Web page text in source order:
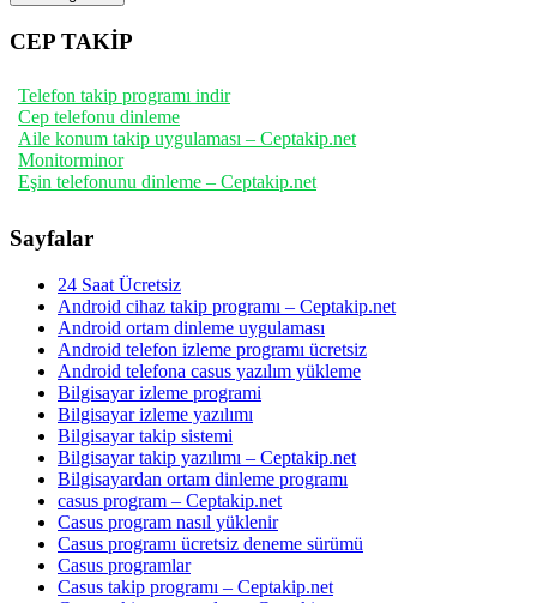
CEP TAKİP
Telefon takip programı indir
Cep telefonu dinleme
Aile konum takip uygulaması – Ceptakip.net
Monitorminor
Eşin telefonunu dinleme – Ceptakip.net
Sayfalar
24 Saat Ücretsiz
Android cihaz takip programı – Ceptakip.net
Android ortam dinleme uygulaması
Android telefon izleme programı ücretsiz
Android telefona casus yazılım yükleme
Bilgisayar izleme programi
Bilgisayar izleme yazılımı
Bilgisayar takip sistemi
Bilgisayar takip yazılımı – Ceptakip.net
Bilgisayardan ortam dinleme programı
casus program – Ceptakip.net
Casus program nasıl yüklenir
Casus programı ücretsiz deneme sürümü
Casus programlar
Casus takip programı – Ceptakip.net